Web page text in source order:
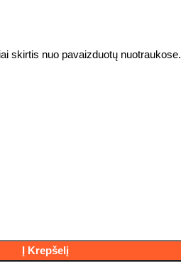
skirtis nuo pavaizduotų nuotraukose.
Į Krepšelį